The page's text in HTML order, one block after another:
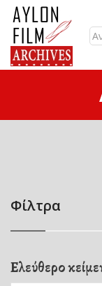
Φίλτρα
Ελεύθερο